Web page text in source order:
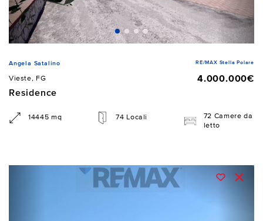
Angela Satalino RE/MAX Stella Polare
Vieste, FG
4.000.000€
Residence
14445 mq 74 Locali
72 Camere da
letto